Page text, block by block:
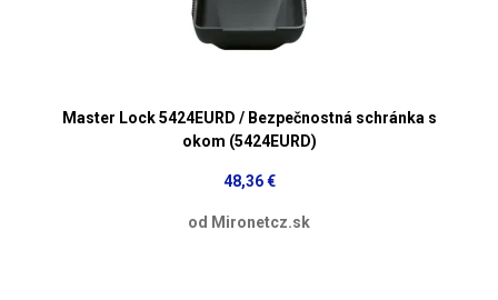
Master Lock 5424EURD / Bezpečnostná schránka s
okom (5424EURD)
48,36 €
od Mironetcz.sk